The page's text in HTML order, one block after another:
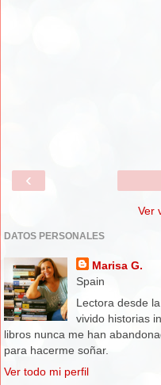
‹
Ver
DATOS PERSONALES
Marisa G.
Spain
Lectora desde
vivido historias
libros nunca me han
para hacerme soñar.
Ver todo mi perfil